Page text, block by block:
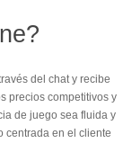
del chat y recibe
precios competitivos y
de juego sea fluida y
centrada en el cliente